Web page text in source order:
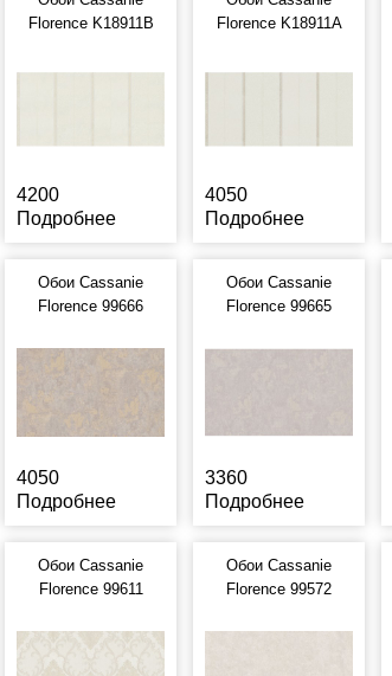
Florence K18911B
4200
Подробнее
Florence K18911A
4050
Подробнее
Обои Cassanie
Florence 99666
4050
Подробнее
Обои Cassanie
Florence 99665
3360
Подробнее
Обои Cassanie
Florence 99611
Обои Cassanie
Florence 99572